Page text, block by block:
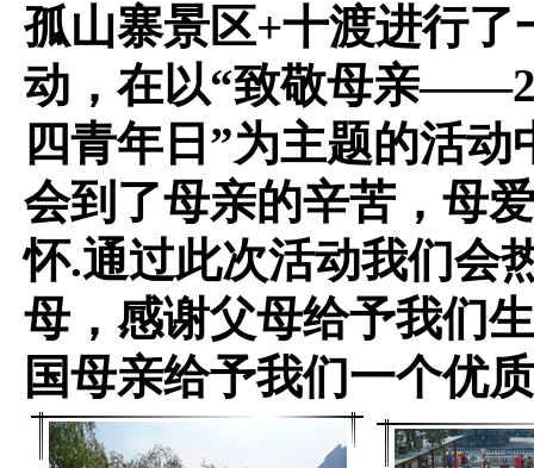
孤山寨景区+十渡进行了
动，在以“致敬母亲
四青年日”为主题的活动
会到了母亲的辛苦，母
怀.通过此次活动我们会
母，感谢父母给予我们
国母亲给予我们一个优